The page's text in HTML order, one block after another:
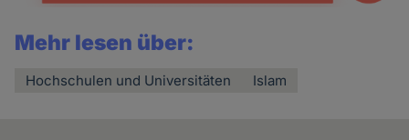
Mehr lesen über:
Hochschulen und Universitäten Islam